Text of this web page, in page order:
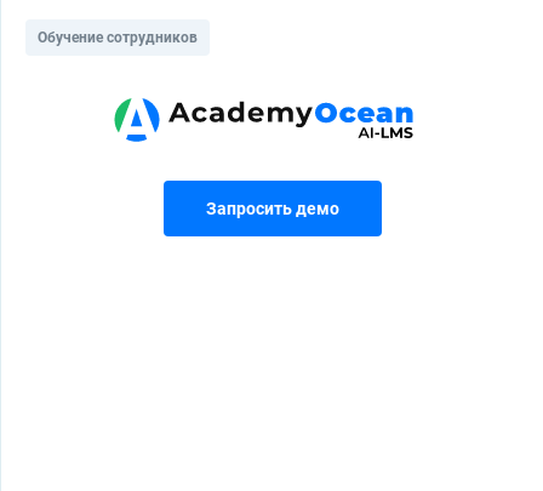
Обучение сотрудников
Запросить демо